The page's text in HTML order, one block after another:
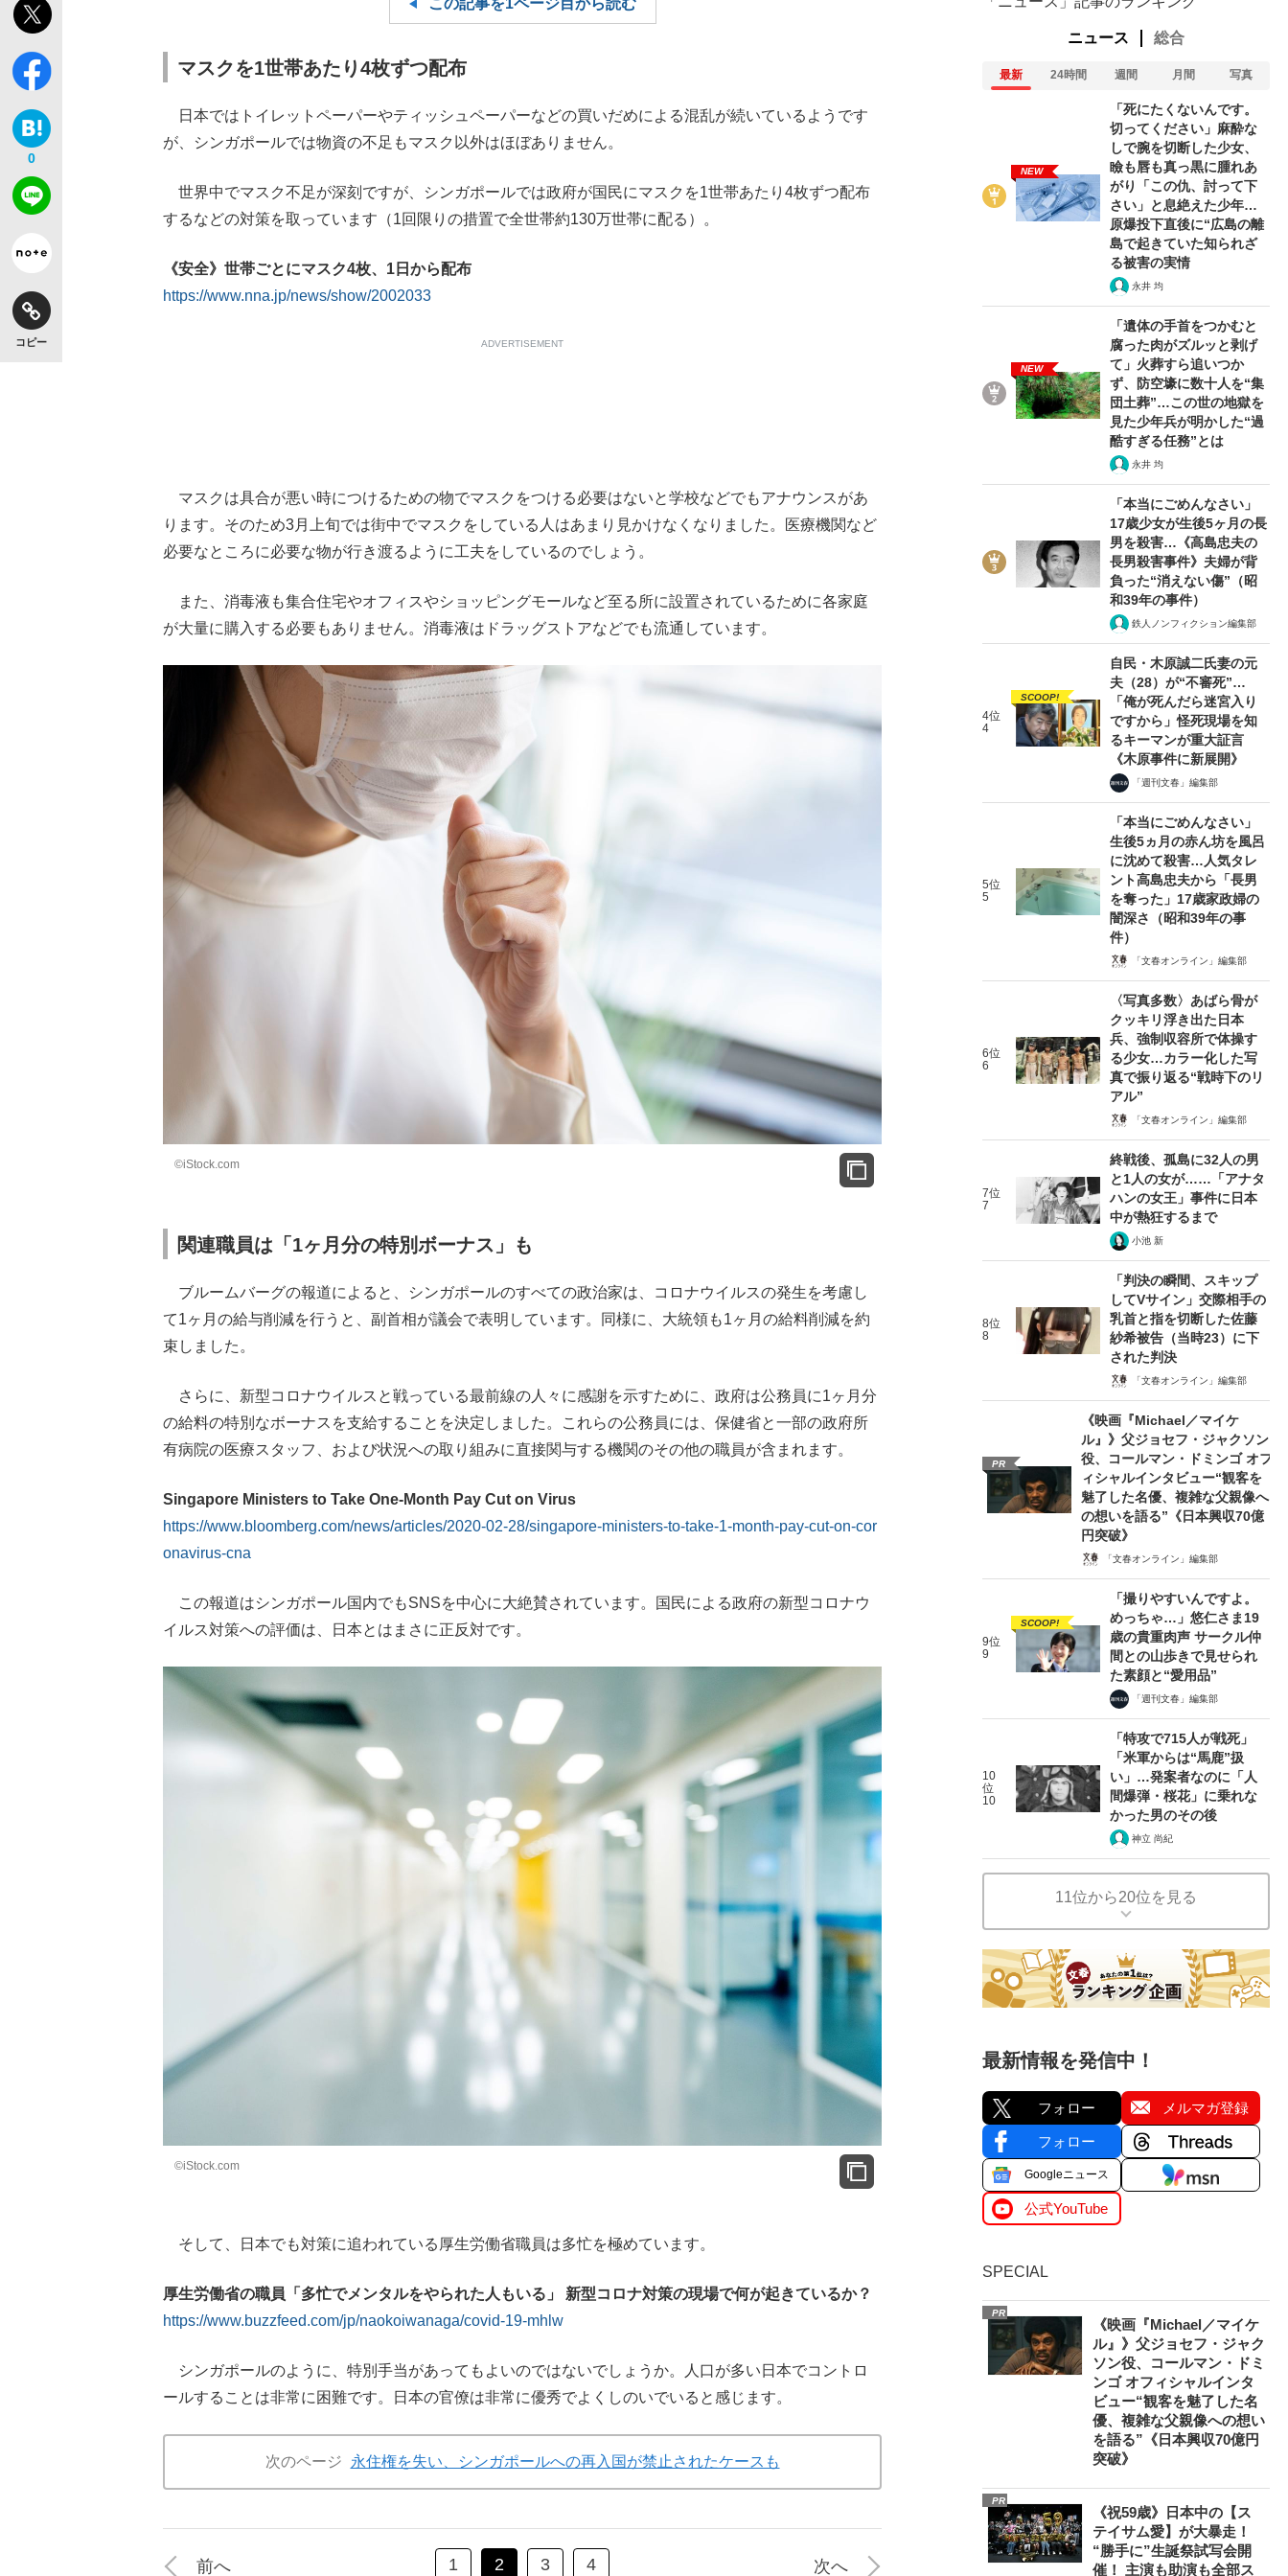
もっと見る
0
コピー
この記事を1ページ目から読む
マスクを1世帯あたり4枚ずつ配布
日本ではトイレットペーパーやティッシュペーパーなどの買いだめによる混乱が続いているようです
が、シンガポールでは物資の不足もマスク以外はほぼありません。
世界中でマスク不足が深刻ですが、シンガポールでは政府が国民にマスクを1世帯あたり4枚ずつ配布
するなどの対策を取っています（1回限りの措置で全世帯約130万世帯に配る）。
《安全》世帯ごとにマスク4枚、1日から配布​
https://www.nna.jp/news/show/2002033
ADVERTISEMENT
マスクは具合が悪い時につけるための物でマスクをつける必要はないと学校などでもアナウンスがあ
ります。そのため3月上旬では街中でマスクをしている人はあまり見かけなくなりました。医療機関など
必要なところに必要な物が行き渡るように工夫をしているのでしょう。
また、消毒液も集合住宅やオフィスやショッピングモールなど至る所に設置されているために各家庭
が大量に購入する必要もありません。消毒液はドラッグストアなどでも流通しています。
©iStock.com
関連職員は「1ヶ月分の特別ボーナス」も
ブルームバーグの報道によると、シンガポールのすべての政治家は、コロナウイルスの発生を考慮し
て1ヶ月の給与削減を行うと、副首相が議会で表明しています。同様に、大統領も1ヶ月の給料削減を約
束しました。
さらに、新型コロナウイルスと戦っている最前線の人々に感謝を示すために、政府は公務員に1ヶ月分
の給料の特別なボーナスを支給することを決定しました。これらの公務員には、保健省と一部の政府所
有病院の医療スタッフ、および状況への取り組みに直接関与する機関のその他の職員が含まれます。
Singapore Ministers to Take One-Month Pay Cut on Virus
https://www.bloomberg.com/news/articles/2020-02-28/singapore-ministers-to-take-1-month-pay-cut-on-cor
onavirus-cna
この報道はシンガポール国内でもSNSを中心に大絶賛されています。国民による政府の新型コロナウ
イルス対策への評価は、日本とはまさに正反対です。
©iStock.com
そして、日本でも対策に追われている厚生労働省職員は多忙を極めています。
厚生労働省の職員「多忙でメンタルをやられた人もいる」 新型コロナ対策の現場で何が起きているか？
https://www.buzzfeed.com/jp/naokoiwanaga/covid-19-mhlw
シンガポールのように、特別手当があってもよいのではないでしょうか。人口が多い日本でコントロ
ールすることは非常に困難です。日本の官僚は非常に優秀でよくしのいでいると感じます。
次のページ 永住権を失い、シンガポールへの再入国が禁止されたケースも
前へ 1 2 3 4 次へ
ニュース 総合
最新 24時間 週間 月間 写真
NEW
「死にたくないんです。
切ってください」麻酔な
しで腕を切断した少女、
瞼も唇も真っ黒に腫れあ
がり「この仇、討って下
さい」と息絶えた少年…
原爆投下直後に“広島の離
島で起きていた知られざ
る被害の実情
永井 均
NEW
「遺体の手首をつかむと
腐った肉がズルッと剥げ
て」火葬すら追いつか
ず、防空壕に数十人を“集
団土葬”…この世の地獄を
見た少年兵が明かした“過
酷すぎる任務”とは
永井 均
「本当にごめんなさい」
17歳少女が生後5ヶ月の長
男を殺害…《高島忠夫の
長男殺害事件》夫婦が背
負った“消えない傷”（昭
和39年の事件）
鉄人ノンフィクション編集部
4位
4
SCOOP!
自民・木原誠二氏妻の元
夫（28）が“不審死”…
「俺が死んだら迷宮入り
ですから」怪死現場を知
るキーマンが重大証言
《木原事件に新展開》
「週刊文春」編集部
5位
5
「本当にごめんなさい」
生後5ヵ月の赤ん坊を風呂
に沈めて殺害…人気タレ
ント高島忠夫から「長男
を奪った」17歳家政婦の
闇深さ（昭和39年の事
件）
「文春オンライン」編集部
6位
6
〈写真多数〉あばら骨が
クッキリ浮き出た日本
兵、強制収容所で体操す
る少女…カラー化した写
真で振り返る“戦時下のリ
アル”
「文春オンライン」編集部
7位
7
終戦後、孤島に32人の男
と1人の女が……「アナタ
ハンの女王」事件に日本
中が熱狂するまで
小池 新
8位
8
「判決の瞬間、スキップ
してVサイン」交際相手の
乳首と指を切断した佐藤
紗希被告（当時23）に下
された判決
「文春オンライン」編集部
PR
《映画『Michael／マイケ
ル』》父ジョセフ・ジャクソン
役、コールマン・ドミンゴ オフ
ィシャルインタビュー“観客を
魅了した名優、複雑な父親像へ
の想いを語る”《日本興収70億
円突破》
「文春オンライン」編集部
9位
9
SCOOP!
「撮りやすいんですよ。
めっちゃ…」悠仁さま19
歳の貴重肉声 サークル仲
間との山歩きで見せられ
た素顔と“愛用品”
「週刊文春」編集部
10
位
10
「特攻で715人が戦死」
「米軍からは“馬鹿”扱
い」…発案者なのに「人
間爆弾・桜花」に乗れな
かった男のその後
神立 尚紀
11位から20位を見る
最新情報を発信中！
フォロー メルマガ登録
フォロー
Googleニュース
公式YouTube
SPECIAL
PR
《映画『Michael／マイケ
ル』》父ジョセフ・ジャク
ソン役、コールマン・ドミ
ンゴ オフィシャルインタ
ビュー“観客を魅了した名
優、複雑な父親像への想い
を語る”《日本興収70億円
突破》
PR
《祝59歳》日本中の【ス
テイサム愛】が大暴走！
“勝手に”生誕祭試写会開
催！ 主演も助演も全部ス